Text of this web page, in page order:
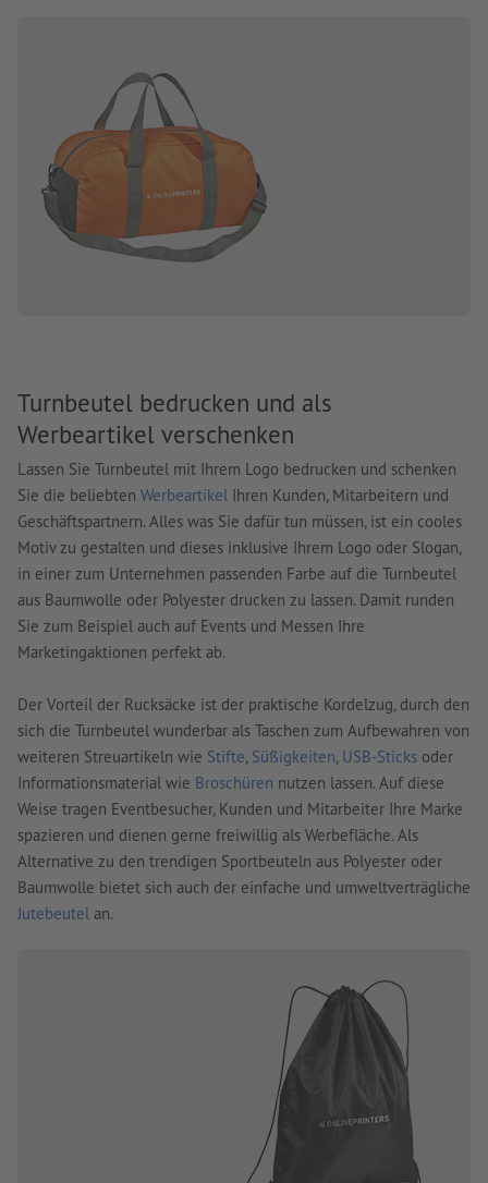
Turnbeutel bedrucken und als
Werbeartikel verschenken
Lassen Sie Turnbeutel mit Ihrem Logo bedrucken und schenken
Sie die beliebten Werbeartikel Ihren Kunden, Mitarbeitern und
Geschäftspartnern. Alles was Sie dafür tun müssen, ist ein cooles
Motiv zu gestalten und dieses inklusive Ihrem Logo oder Slogan,
in einer zum Unternehmen passenden Farbe auf die Turnbeutel
aus Baumwolle oder Polyester drucken zu lassen. Damit runden
Sie zum Beispiel auch auf Events und Messen Ihre
Marketingaktionen perfekt ab.
Der Vorteil der Rucksäcke ist der praktische Kordelzug, durch den
sich die Turnbeutel wunderbar als Taschen zum Aufbewahren von
weiteren Streuartikeln wie Stifte, Süßigkeiten, USB-Sticks oder
Informationsmaterial wie Broschüren nutzen lassen. Auf diese
Weise tragen Eventbesucher, Kunden und Mitarbeiter Ihre Marke
spazieren und dienen gerne freiwillig als Werbefläche. Als
Alternative zu den trendigen Sportbeuteln aus Polyester oder
Baumwolle bietet sich auch der einfache und umweltverträgliche
Jutebeutel an.